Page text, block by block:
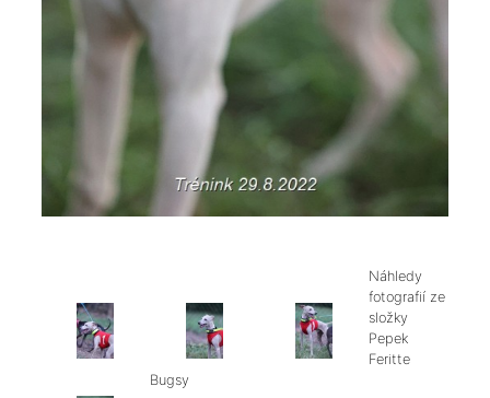
Náhledy
fotografií ze
složky
Pepek
Feritte
Bugsy